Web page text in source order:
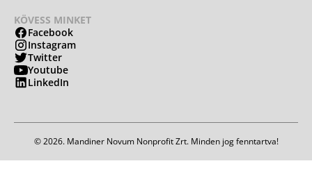
KÖVESS MINKET
Facebook
Instagram
Twitter
Youtube
LinkedIn
© 2026. Mandiner Novum Nonprofit Zrt. Minden jog fenntartva!